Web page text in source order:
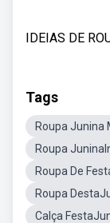
IDEIAS DE
Tags
Roupa Junina
Roupa
Roupa De
Roupa
Calça